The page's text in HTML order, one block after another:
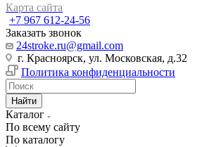
Карта сайта
+7 967 612-24-56
Заказать звонок
24stroke.ru@gmail.com
г. Красноярск, ул. Московская, д.32
Политика конфиденциальности
Найти
Каталог
По всему сайту
По каталогу